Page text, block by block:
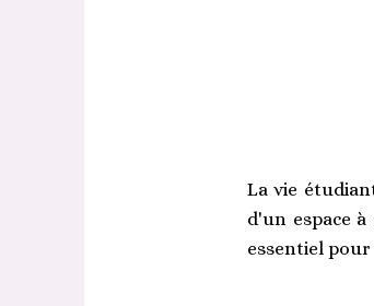
La vie
d'un espace
essentiel